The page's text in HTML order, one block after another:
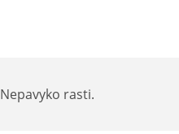
Nepavyko rasti.